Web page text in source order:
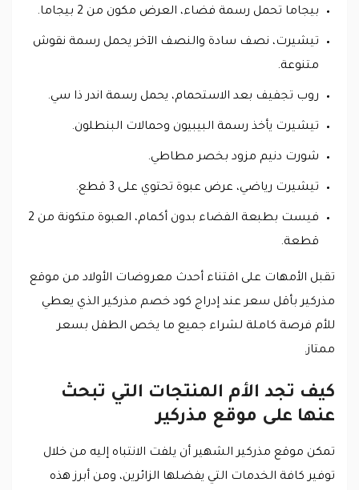
بيجاما تحمل رسمة فضاء، العرض مكون من 2 بيجاما.
تيشيرت، نصف سادة والنصف الآخر يحمل رسمة نقوش
متنوعة.
روب تجفيف بعد الاستحمام، يحمل رسمة اندر ذا سي.
تيشيرت يأخذ رسمة البيبيون وحمالات البنطلون.
شورت دنيم مزود بخصر مطاطي.
تيشيرت رياضي، عرض عبوة تحتوي على 3 قطع.
فيست بطبعة الفضاء بدون أكمام، العبوة متكونة من 2
قطعة.
تقبل الأمهات على اقتناء أحدث معروضات الأولاد من موقع
مذركير بأقل سعر عند إدراج كود خصم مذركير الذي يعطي
للأم فرصة كاملة لشراء جميع ما يخص الطفل بسعر
ممتاز.
كيف تجد الأم المنتجات التي تبحث
عنها على موقع مذركير
تمكن موقع مذركير الشهير أن يلفت الانتباه إليه من خلال
توفير كافة الخدمات التي يفضلها الزائرين، ومن أبرز هذه